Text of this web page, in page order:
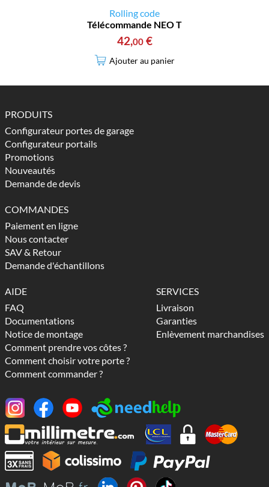
Rolling code
Télécommande NEO T
42,00 €
Ajouter au panier
PRODUITS
Configurateur portes de garage
Configurateur portails
Promotions
Nouveautés
Demande de devis
COMMANDES
Paiement en ligne
Nous contacter
SAV & Retour
Demande d'échantillons
AIDE
FAQ
Documentations
Notice de montage
Comment prendre vos côtes ?
Comment choisir votre porte ?
Comment commander ?
SERVICES
Livraison
Garanties
Enlèvement marchandises